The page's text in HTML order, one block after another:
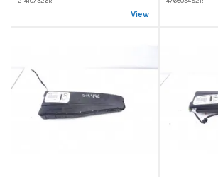
View